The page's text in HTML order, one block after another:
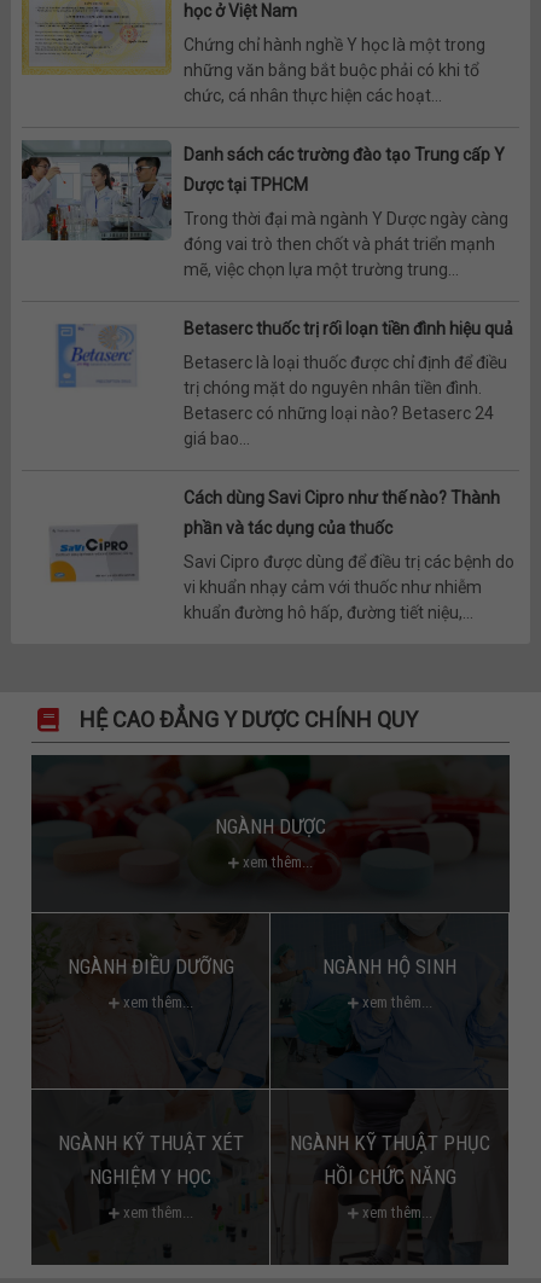
học ở Việt Nam
Chứng chỉ hành nghề Y học là một trong
những văn bằng bắt buộc phải có khi tổ
chức, cá nhân thực hiện các hoạt...
Danh sách các trường đào tạo Trung cấp Y
Dược tại TPHCM
Trong thời đại mà ngành Y Dược ngày càng
đóng vai trò then chốt và phát triển mạnh
mẽ, việc chọn lựa một trường trung...
Betaserc thuốc trị rối loạn tiền đình hiệu quả
Betaserc là loại thuốc được chỉ định để điều
trị chóng mặt do nguyên nhân tiền đình.
Betaserc có những loại nào? Betaserc 24
giá bao...
Cách dùng Savi Cipro như thế nào? Thành
phần và tác dụng của thuốc
Savi Cipro được dùng để điều trị các bệnh do
vi khuẩn nhạy cảm với thuốc như nhiễm
khuẩn đường hô hấp, đường tiết niệu,...
HỆ CAO ĐẲNG Y DƯỢC CHÍNH QUY
NGÀNH DƯỢC
xem thêm...
NGÀNH ĐIỀU DƯỠNG
xem thêm...
NGÀNH HỘ SINH
xem thêm...
NGÀNH KỸ THUẬT XÉT
NGHIỆM Y HỌC
xem thêm...
NGÀNH KỸ THUẬT PHỤC
HỒI CHỨC NĂNG
xem thêm...